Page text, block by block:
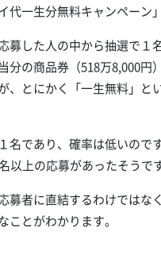
代一生分無料キャンペーン
募した人の中から抽選で１
分の商品券（518万8,000円
、とにかく「一生無料」と
名であり、確率は低いので
以上の応募があったそうで
募者に直結するわけではな
ことがわかります。